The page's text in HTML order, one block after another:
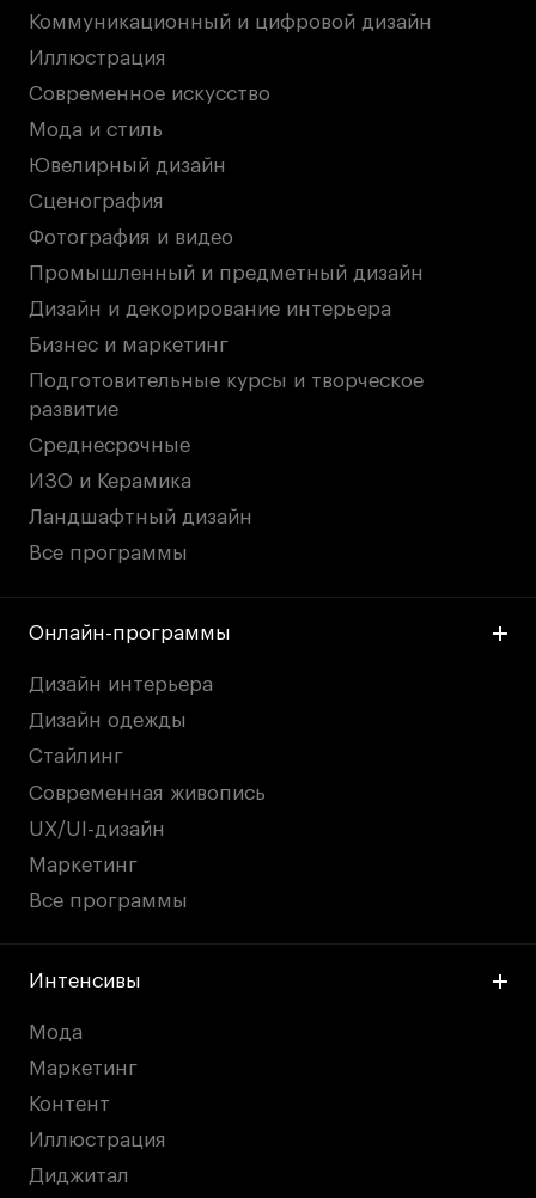
Коммуникационный и цифровой дизайн
Иллюстрация
Современное искусство
Мода и стиль
Ювелирный дизайн
Сценография
Фотография и видео
Промышленный и предметный дизайн
Дизайн и декорирование интерьера
Бизнес и маркетинг
Подготовительные курсы и творческое
развитие
Среднесрочные
ИЗО и Керамика
Ландшафтный дизайн
Все программы
Онлайн-программы
Дизайн интерьера
Дизайн одежды
Стайлинг
Современная живопись
UX/UI-дизайн
Маркетинг
Все программы
Интенсивы
Мода
Маркетинг
Контент
Иллюстрация
Диджитал